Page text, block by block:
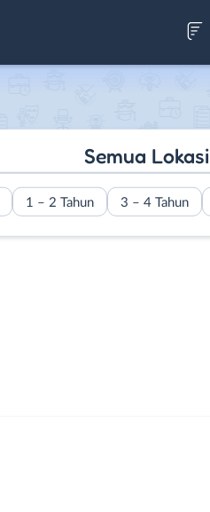
Semua Lokasi
1 – 2 Tahun 3 – 4 Tahun